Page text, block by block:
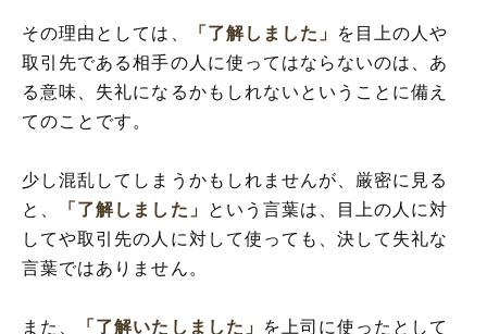
その理由としては、 「了解しました」
を目上の人や
取引先である相手の人に使ってはならないのは、あ
る意味、失礼になるかもしれないということに備え
てのことです。
少し混乱してしまうかもしれませんが、厳密に見る
と、
「了解しました」
という言葉は、目上の人に対
してや取引先の人に対して使っても、決して失礼な
言葉ではありません。
また、 「了解いたしました」
を上司に使ったとして